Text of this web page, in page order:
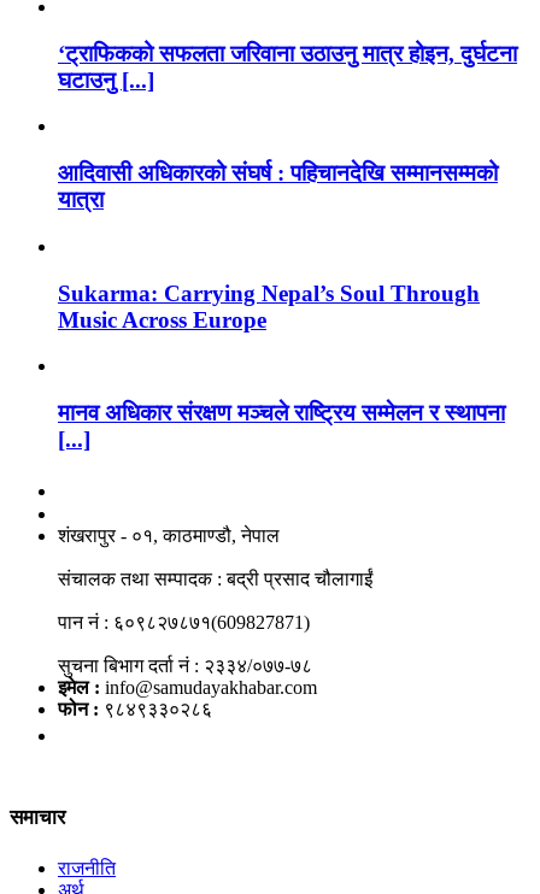
‘ट्राफिकको सफलता जरिवाना उठाउनु मात्र होइन, दुर्घटना
घटाउनु [...]
आदिवासी अधिकारको संघर्ष : पहिचानदेखि सम्मानसम्मको
यात्रा
Sukarma: Carrying Nepal’s Soul Through
Music Across Europe
मानव अधिकार संरक्षण मञ्चले राष्ट्रिय सम्मेलन र स्थापना
[...]
शंखरापुर - ०१, काठमाण्डौ, नेपाल
संचालक तथा सम्पादक : बद्री प्रसाद चौलागाईं
पान नं : ६०९८२७८७१(609827871)
सुचना बिभाग दर्ता नं : २३३४/०७७-७८
इमेल : info@samudayakhabar.com
फोन : ९८४९३३०२८६
समाचार
राजनीति
अर्थ